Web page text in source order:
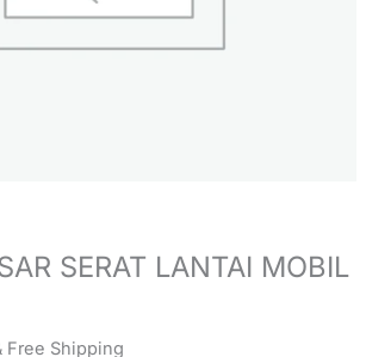
SERAT LANTAI MOBIL
Free Shipping